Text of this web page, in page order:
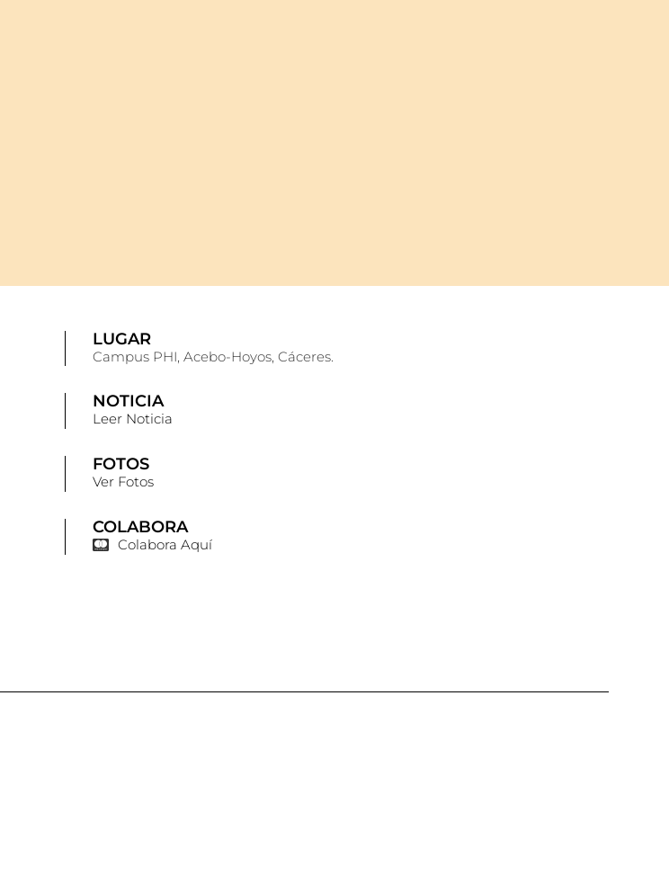
LUGAR
Campus PHI, Acebo-Hoyos, Cáceres.
NOTICIA
Leer Noticia
FOTOS
Ver Fotos
COLABORA
Colabora Aquí